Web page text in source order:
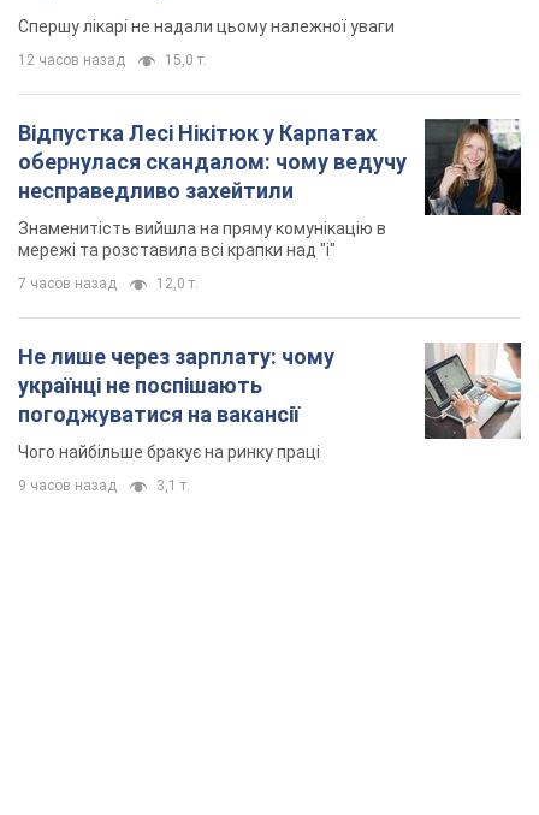
Спершу лікарі не надали цьому належної уваги
12 часов назад 15,0 т.
Відпустка Лесі Нікітюк у Карпатах
обернулася скандалом: чому ведучу
несправедливо захейтили
Знаменитість вийшла на пряму комунікацію в
мережі та розставила всі крапки над "і"
7 часов назад 12,0 т.
Не лише через зарплату: чому
українці не поспішають
погоджуватися на вакансії
Чого найбільше бракує на ринку праці
9 часов назад 3,1 т.